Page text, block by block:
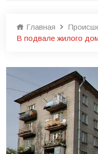
Главная
В подвале жилого